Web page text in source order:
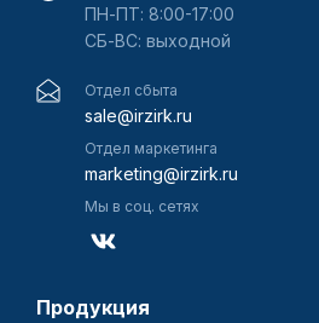
ПН-ПТ: 8:00-17:00
СБ-ВС: выходной
Отдел сбыта
sale@irzirk.ru
Отдел маркетинга
marketing@irzirk.ru
Мы в соц. сетях
Продукция